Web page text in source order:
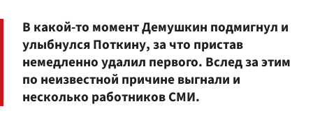
В какой-то момент Демушкин подмигнул и
улыбнулся Поткину, за что пристав
немедленно удалил первого. Вслед за этим
по неизвестной причине выгнали и
несколько работников СМИ.